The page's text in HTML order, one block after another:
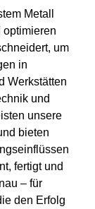
Metall
optimieren
um
in
Werkstätten
und
unsere
bieten
fertigt und
– für
den Erfolg